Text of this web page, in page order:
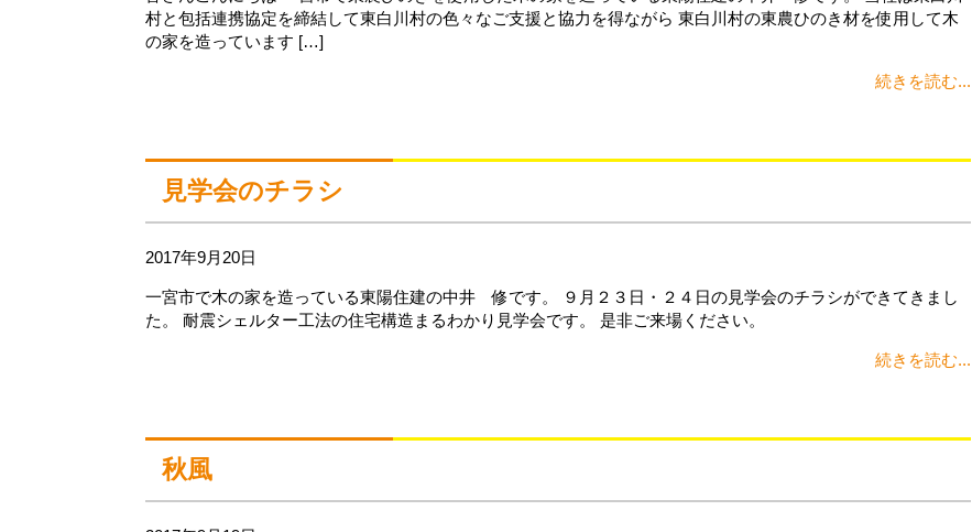
村と包括連携協定を締結して東白川村の色々なご支援と協力を得ながら 東白川村の東農ひのき材を使用して木
の家を造っています […]
続きを読む...
見学会のチラシ
2017年9月20日
一宮市で木の家を造っている東陽住建の中井 修です。 ９月２３日・２４日の見学会のチラシができてきまし
た。 耐震シェルター工法の住宅構造まるわかり見学会です。 是非ご来場ください。
続きを読む...
秋風